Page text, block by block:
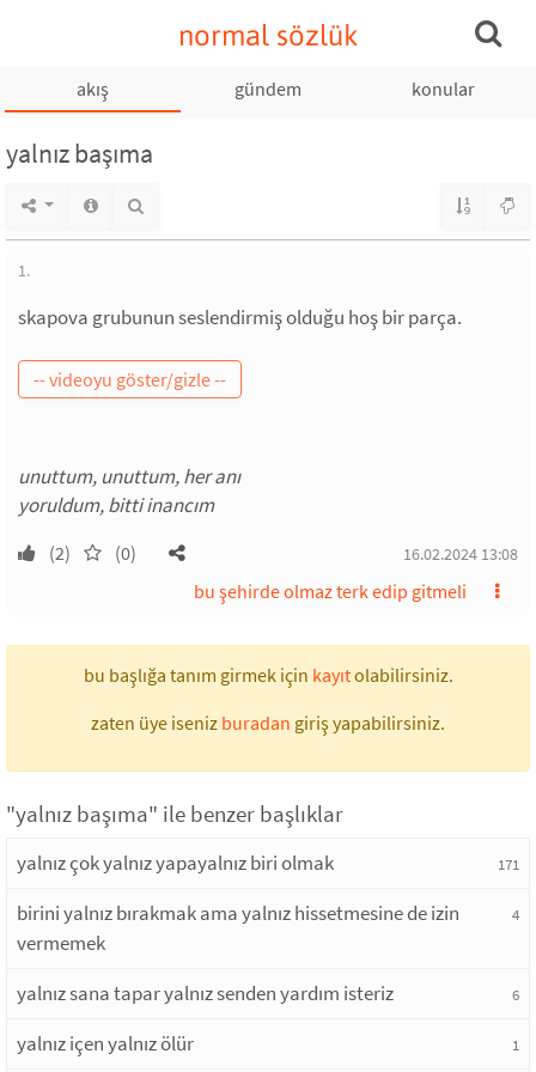
normal sözlük
akış gündem konular
yalnız başıma
1.
skapova grubunun seslendirmiş olduğu hoş bir parça.
unuttum, unuttum, her anı
yoruldum, bitti inancım
(2) (0) 16.02.2024 13:08
bu şehirde olmaz terk edip gitmeli
bu başlığa tanım girmek için kayıtolabilirsiniz.
zaten üye iseniz buradan giriş yapabilirsiniz.
"yalnız başıma" ile benzer başlıklar
yalnız çok yalnız yapayalnız biri olmak 171
birini yalnız bırakmak ama yalnız hissetmesine de izin
vermemek
4
yalnız sana tapar yalnız senden yardım isteriz 6
yalnız içen yalnız ölür 1